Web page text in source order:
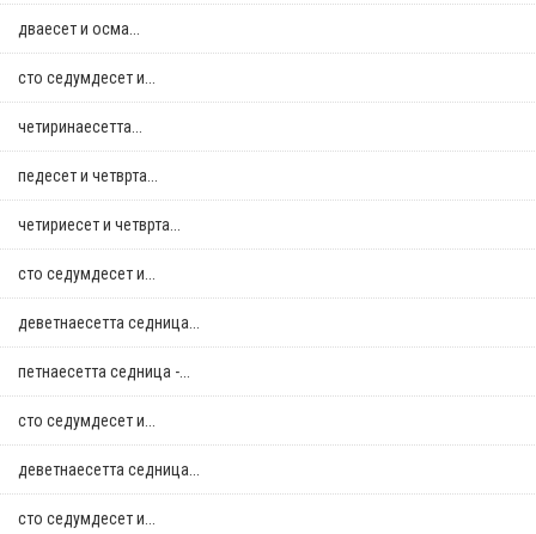
дваесет и осма...
сто седумдесет и...
четиринаесетта...
педесет и четврта...
четириесет и четврта...
сто седумдесет и...
деветнаесетта седница...
петнаесетта седница -...
сто седумдесет и...
деветнаесетта седница...
сто седумдесет и...